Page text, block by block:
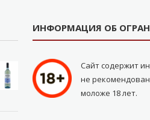
ИНФОРМАЦИЯ ОБ
Сайт содержит
не
моложе 18 лет.